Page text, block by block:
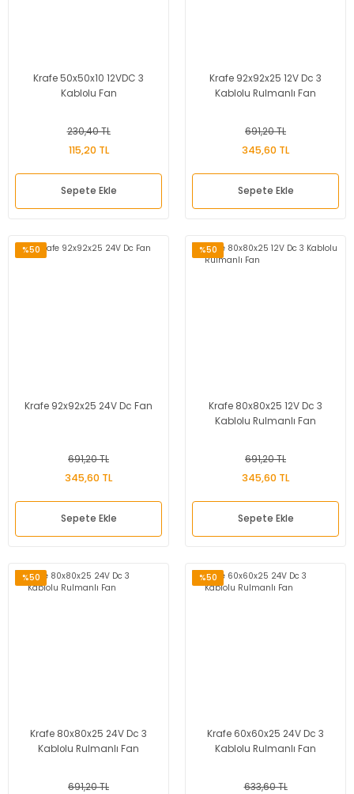
Krafe 50x50x10 12VDC 3
Kablolu Fan
230,40 TL
115,20 TL
Sepete Ekle
Krafe 92x92x25 12V Dc 3
Kablolu Rulmanlı Fan
691,20 TL
345,60 TL
Sepete Ekle
%50
Krafe 92x92x25 24V Dc Fan
691,20 TL
345,60 TL
Sepete Ekle
%50
Krafe 80x80x25 12V Dc 3
Kablolu Rulmanlı Fan
691,20 TL
345,60 TL
Sepete Ekle
%50
Krafe 80x80x25 24V Dc 3
Kablolu Rulmanlı Fan
691,20 TL
%50
Krafe 60x60x25 24V Dc 3
Kablolu Rulmanlı Fan
633,60 TL